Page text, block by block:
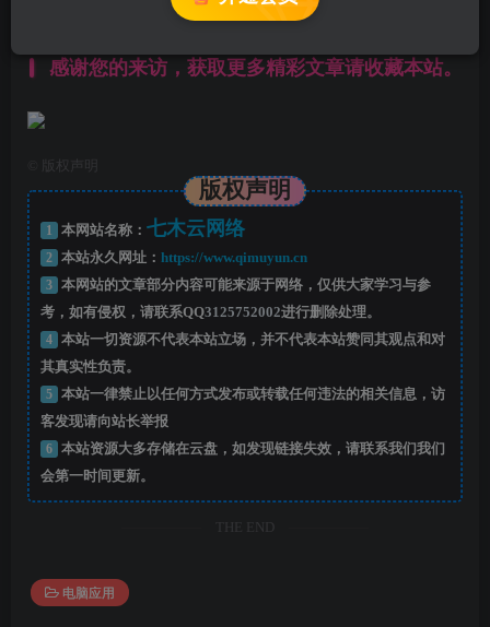
感谢您的来访，获取更多精彩文章请收藏本站。
版权声明
版权声明
1 本网站名称： 七木云网络
2 本站永久网址： https://www.qimuyun.cn
3
本网站的文章部分内容可能来源于网络，仅供大家学习与参
考，如有侵权，请联系QQ3125752002进行删除处理。
4
本站一切资源不代表本站立场，并不代表本站赞同其观点和对
其真实性负责。
5
本站一律禁止以任何方式发布或转载任何违法的相关信息，访
客发现请向站长举报
6
本站资源大多存储在云盘，如发现链接失效，请联系我们我们
会第一时间更新。
THE END
电脑应用